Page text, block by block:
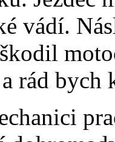
vádí.
rád bych